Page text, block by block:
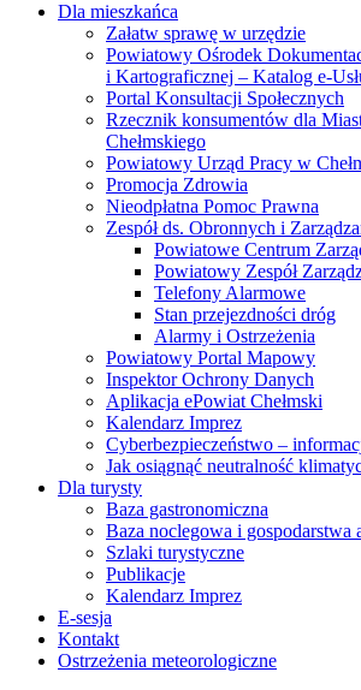
Dla mieszkańca
Załatw sprawę w urzędzie
Powiatowy Ośrodek
i Kartograficznej – Katalog e-
Portal Konsultacji Społecznych
Rzecznik konsumentów dla
Chełmskiego
Powiatowy Urząd Pracy w
Promocja Zdrowia
Nieodpłatna Pomoc Prawna
Zespół ds. Obronnych i
Powiatowe Centrum
Powiatowy Zespół
Telefony Alarmowe
Stan przejezdności dróg
Alarmy i Ostrzeżenia
Powiatowy Portal Mapowy
Inspektor Ochrony Danych
Aplikacja ePowiat Chełmski
Kalendarz Imprez
Cyberbezpieczeństwo –
Jak osiągnąć neutralność
Dla turysty
Baza gastronomiczna
Baza noclegowa i gospodarstwa
Szlaki turystyczne
Publikacje
Kalendarz Imprez
E-sesja
Kontakt
Ostrzeżenia meteorologiczne